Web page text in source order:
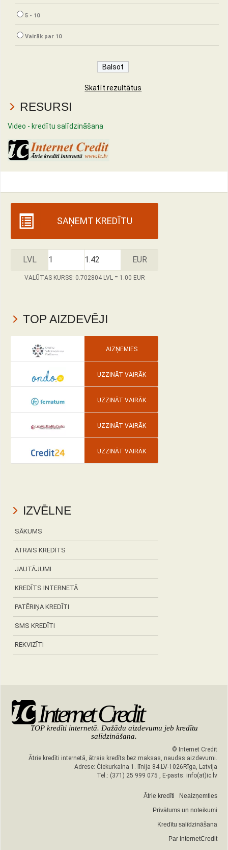
5 - 10
Vairāk par 10
Skatīt rezultātus
RESURSI
Video - kredītu salīdzināšana
SAŅEMT KREDĪTU
LVL EUR
VALŪTAS KURSS: 0.702804 LVL = 1.00 EUR
TOP AIZDEVĒJI
AIZŅEMIES
UZZINĀT VAIRĀK
UZZINĀT VAIRĀK
UZZINĀT VAIRĀK
UZZINĀT VAIRĀK
IZVĒLNE
SĀKUMS
ĀTRAIS KREDĪTS
JAUTĀJUMI
KREDĪTS INTERNETĀ
PATĒRIŅA KREDĪTI
SMS KREDĪTI
REKVIZĪTI
Internet Credit
TOP kredīti internetā. Dažādu aizdevumu jeb kredītu
salīdzināšana.
© Internet Credit
Ātrie kredīti internetā, ātrais kredīts bez maksas, naudas aizdevumi.
Adrese: Čiekurkalna 1. līnija 84. LV-1026 Rīga, Latvija
Tel.: (371) 25 999 075 , E-pasts: info(at)ic.lv
Ātrie kredīti
Neaizņemties
Privātums un noteikumi
Kredītu salīdzināšana
Par InternetCredit